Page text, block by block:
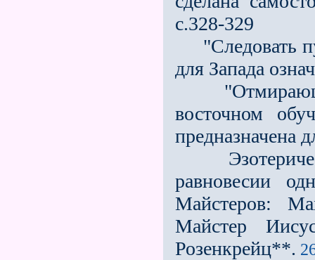
с.328-329
"Следовать
для Запада
восточном
предназначена
равновесии
Майстеров:
Майстер
Розенкрейц**.